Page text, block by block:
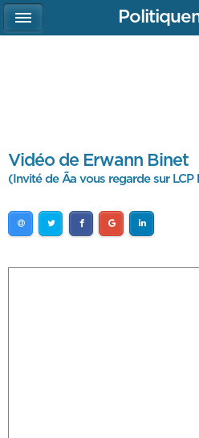
Vidéo de Erwann Binet
(Invité de Ãa vous regarde sur